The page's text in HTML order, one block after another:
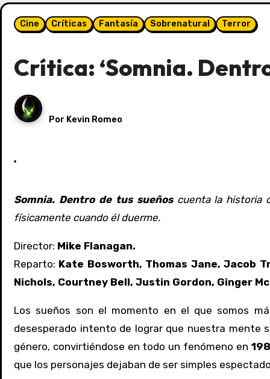
Cine Críticas Fantasía Sobrenatural Terror
Crítica: ‘Somnia.
Por Kevin Romeo
Somnia. Dentro de tus sueños cuenta la historia
físicamente cuando él duerme.
Director: Mike Flanagan.
Reparto: Kate Bosworth, Thomas Jane, Jacob
Nichols, Courtney Bell, Justin Gordon, Ginger
Los sueños son el momento en el que somos
desesperado intento de lograr que nuestra mente
género, convirtiéndose en todo un fenómeno en
que los personajes dejaban de ser simples